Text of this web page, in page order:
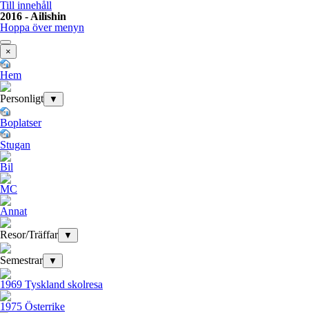
Till innehåll
2016 - Ailishin
Hoppa över menyn
×
Hem
Personligt
▼
Boplatser
Stugan
Bil
MC
Annat
Resor/Träffar
▼
Semestrar ▼
1969 Tyskland skolresa
1975 Österrike